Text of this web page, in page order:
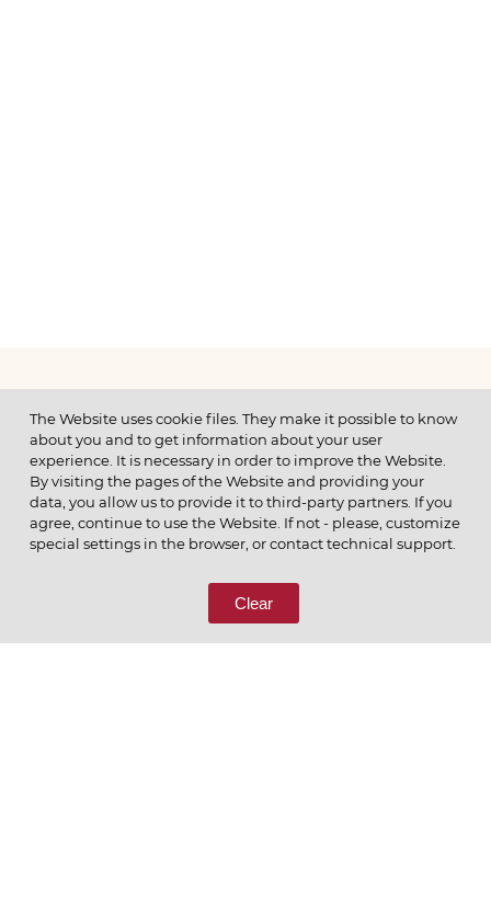
МЕНЮ
© 2026 ОАО
ПОЗВОНИТЕ НАМ
8 (800) 333-65-66
The Website uses cookie files. They make it possible to know
about you and to get information about your user
experience. It is necessary in order to improve the Website.
By visiting the pages of the Website and providing your
data, you allow us to provide it to third-party partners. If you
agree, continue to use the Website. If not - please, customize
special settings in the browser, or contact technical support.
Clear